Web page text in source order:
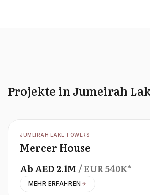
Projekte in Jumeirah
OFFPLAN
JUMEIRAH LAKE TOWERS
Mercer House
Ab AED2.1M / EUR540K*
MEHR ERFAHREN